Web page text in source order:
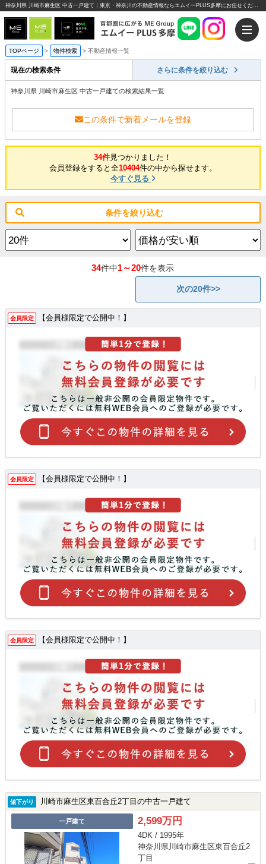
神奈川県 川崎市麻生区 中古一戸建て｜東京・神奈川の不動産情報ならエムイーPLUS多摩にお任せください。
TOPページ > 物件検索 > 不動産情報一覧
現在の検索条件 さらに条件を絞り込む
神奈川県 川崎市麻生区 中古一戸建ての検索結果一覧
この条件で新着メールを登録
34件見つかりました！
会員登録をすると全10404件の中から探せます。
今すぐ見る
条件を絞り込む
34件中1～20件を表示
次の20件>>
会員限定 【会員様限定で公開中！】
会員限定 【会員様限定で公開中！】
会員限定 【会員様限定で公開中！】
値下がり 川崎市麻生区東百合丘2丁目の中古一戸建て
一戸建て 2,599万円
4DK / 1995年
神奈川県川崎市麻生区東百合丘2
丁目